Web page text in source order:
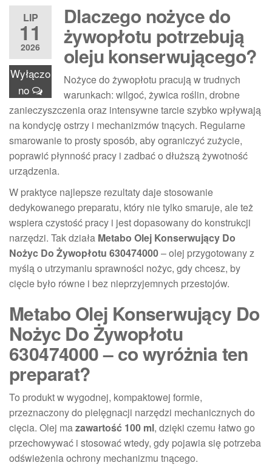
LIP
11
2026
Wyłączo
no
Dlaczego nożyce do
żywopłotu potrzebują
oleju konserwującego?
Nożyce do żywopłotu pracują w trudnych
warunkach: wilgoć, żywica roślin, drobne
zanieczyszczenia oraz intensywne tarcie szybko wpływają
na kondycję ostrzy i mechanizmów tnących. Regularne
smarowanie to prosty sposób, aby ograniczyć zużycie,
poprawić płynność pracy i zadbać o dłuższą żywotność
urządzenia.
W praktyce najlepsze rezultaty daje stosowanie
dedykowanego preparatu, który nie tylko smaruje, ale też
wspiera czystość pracy i jest dopasowany do konstrukcji
narzędzi. Tak działa Metabo Olej Konserwujący Do
Nożyc Do Żywopłotu 630474000– olej przygotowany z
myślą o utrzymaniu sprawności nożyc, gdy chcesz, by
cięcie było równe i bez nieprzyjemnych przestojów.
Metabo Olej Konserwujący Do
Nożyc Do Żywopłotu
630474000 – co wyróżnia ten
preparat?
To produkt w wygodnej, kompaktowej formie,
przeznaczony do pielęgnacji narzędzi mechanicznych do
cięcia. Olej mazawartość 100 ml, dzięki czemu łatwo go
przechowywać i stosować wtedy, gdy pojawia się potrzeba
odświeżenia ochrony mechanizmu tnącego.